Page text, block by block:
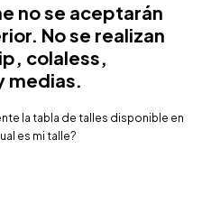
no se aceptarán
No se realizan
colaless,
medias.
la tabla de talles disponible en
es mi talle?